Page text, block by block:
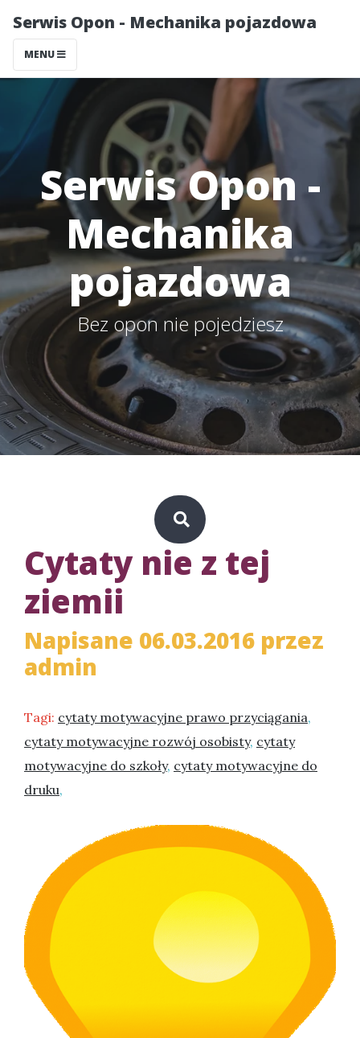
Serwis Opon - Mechanika pojazdowa
MENU
Serwis Opon -
Mechanika
pojazdowa
Bez opon nie pojedziesz
Cytaty nie z tej
ziemii
Napisane 06.03.2016 przez
admin
Tagi: cytaty motywacyjne prawo przyciągania,
cytaty motywacyjne rozwój osobisty, cytaty
motywacyjne do szkoły, cytaty motywacyjne do
druku,